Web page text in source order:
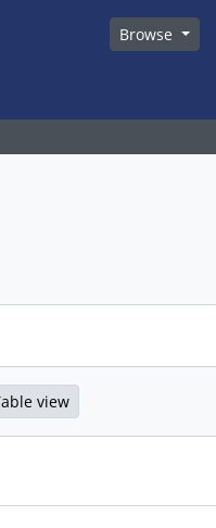
Browse
view